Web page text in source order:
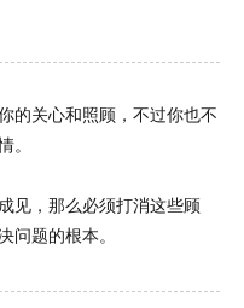
关心和照顾，不过你也不
。
，那么必须打消这些顾
问题的根本。